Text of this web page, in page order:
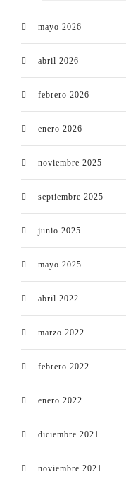
mayo 2026
abril 2026
febrero 2026
enero 2026
noviembre 2025
septiembre 2025
junio 2025
mayo 2025
abril 2022
marzo 2022
febrero 2022
enero 2022
diciembre 2021
noviembre 2021